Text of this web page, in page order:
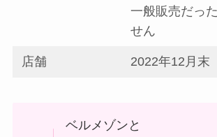
一般販売だっ
せん
店舗 2022年12月末
ベルメゾンと